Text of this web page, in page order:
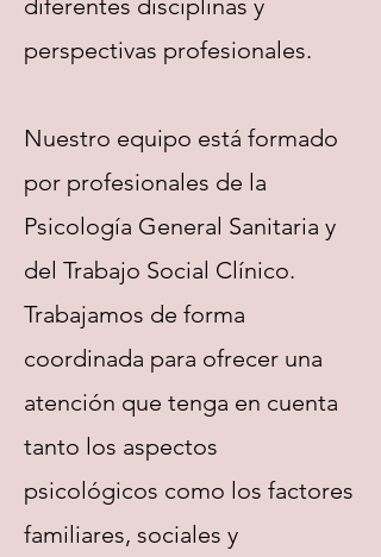
diferentes disciplinas y
perspectivas profesionales.
Nuestro equipo está formado
por profesionales de la
Psicología General Sanitaria y
del Trabajo Social Clínico.
Trabajamos de forma
coordinada para ofrecer una
atención que tenga en cuenta
tanto los aspectos
psicológicos como los factores
familiares, sociales y